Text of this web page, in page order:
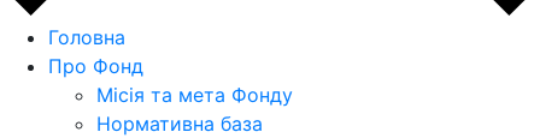
Головна
Про Фонд
Місія та мета Фонду
Нормативна база